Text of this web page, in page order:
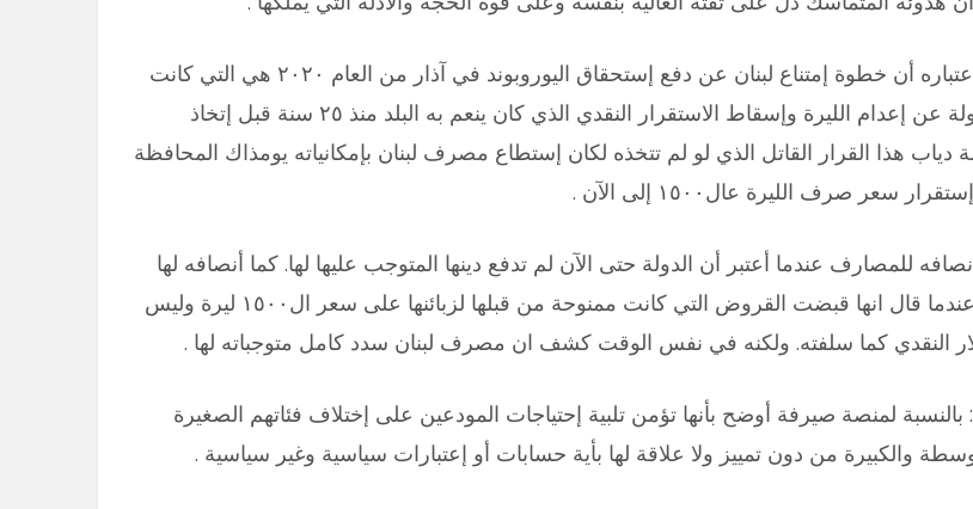
ثانيا: إعتباره أن خطوة إمتناع لبنان عن دفع إستحقاق اليوروبوند في آذار من العام ٢٠٢٠ هي التي كانت
مسؤولة عن إعدام الليرة وإسقاط الاستقرار النقدي الذي كان ينعم به البلد منذ ٢٥ سنة قبل إتخاذ
دياب هذا القرار القاتل الذي لو لم تتخذه لكان إستطاع مصرف لبنان بإمكانياته يومذاك المحافظة
سعر صرف الليرة عال١٥٠٠ إلى الآن .
أنصافه للمصارف عندما أعتبر أن الدولة حتى الآن لم تدفع دينها المتوجب عليها لها. كما أنصافه لها
أيضا عندما قال انها قبضت القروض التي كانت ممنوحة من قبلها لزبائنها على سعر ال١٥٠٠ ليرة وليس
النقدي كما سلفته. ولكنه في نفس الوقت كشف ان مصرف لبنان سدد كامل متوجباته لها .
: بالنسبة لمنصة صيرفة أوضح بأنها تؤمن تلبية إحتياجات المودعين على إختلاف فئاتهم الصغيرة
والكبيرة من دون تمييز ولا علاقة لها بأية حسابات أو إعتبارات سياسية وغير سياسية .